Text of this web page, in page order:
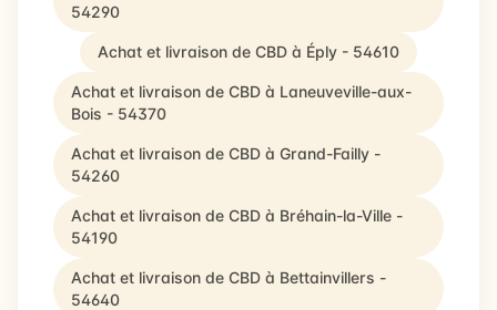
54290
Achat et livraison de CBD à Éply - 54610
Achat et livraison de CBD à Laneuveville-aux-
Bois - 54370
Achat et livraison de CBD à Grand-Failly -
54260
Achat et livraison de CBD à Bréhain-la-Ville -
54190
Achat et livraison de CBD à Bettainvillers -
54640